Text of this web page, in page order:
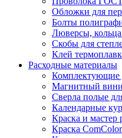
Обложки для
Болты
Люверсы,
Скобы для
Клей
Расходные материалы
Комплектующие
Магнитный
Сверла полые
Календарные
Краска и мастер
Краска ComColor